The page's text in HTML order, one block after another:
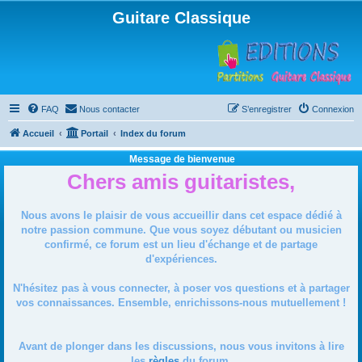
Guitare Classique
FAQ Nous contacter Connexion
S’enregistrer
Accueil Portail Index du forum
Message de bienvenue
Chers amis guitaristes,
Nous avons le plaisir de vous accueillir dans cet espace dédié à
notre passion commune. Que vous soyez débutant ou musicien
confirmé, ce forum est un lieu d'échange et de partage
d'expériences.
N'hésitez pas à vous connecter, à poser vos questions et à partager
vos connaissances. Ensemble, enrichissons-nous mutuellement !
Avant de plonger dans les discussions, nous vous invitons à lire